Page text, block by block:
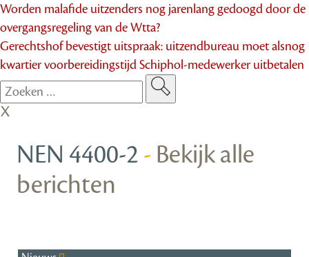
Worden malafide uitzenders nog jarenlang gedoogd door de
overgangsregeling van de Wtta?
Gerechtshof bevestigt uitspraak: uitzendbureau moet alsnog
kwartier voorbereidingstijd Schiphol-medewerker uitbetalen
NEN 4400-2- Bekijk alle
berichten